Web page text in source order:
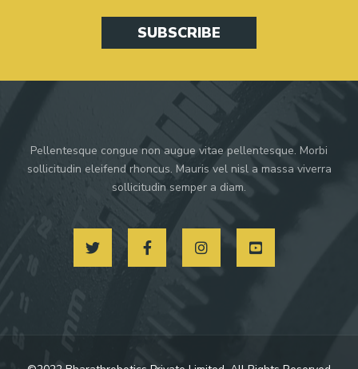
SUBSCRIBE
Pellentesque congue non augue vitae pellentesque. Morbi
sollicitudin eleifend rhoncus. Mauris vel nisl a massa viverra
sollicitudin semper a diam.